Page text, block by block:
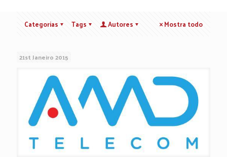
Categorias Tags Autores Mostra todo
21st Janeiro 2015